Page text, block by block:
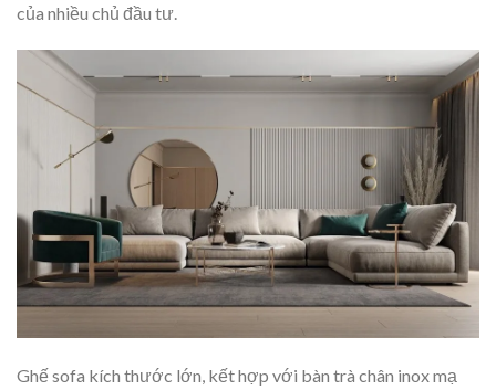
của nhiều chủ đầu tư.
Ghế sofa kích thước lớn, kết hợp với bàn trà chân inox mạ